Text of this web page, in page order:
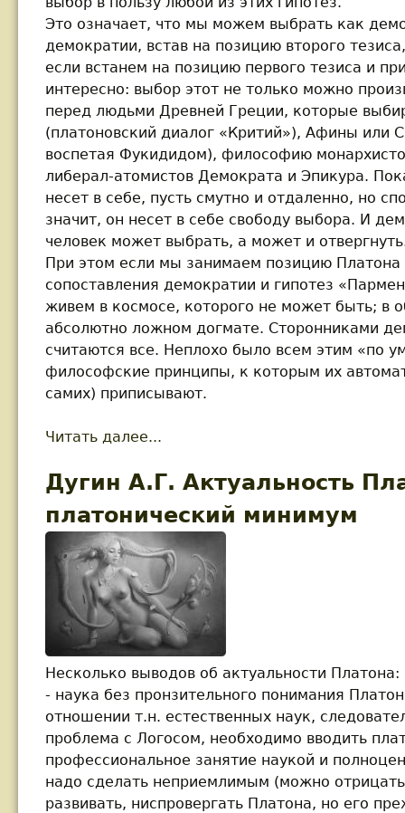
Это означает, что мы можем выбрать как
демократии, встав на позицию второго
если встанем на позицию первого тезиса и
интересно: выбор этот не только можно
перед людьми Древней Греции, которые
(платоновский диалог «Критий»), Афины или
воспетая Фукидидом), философию
либерал-атомистов Демократа и Эпикура.
несет в себе, пусть смутно и отдаленно, но
значит, он несет в себе свободу выбора. И
человек может выбрать, а может и
При этом если мы занимаем позицию Платона
сопоставления демократии и гипотез
живем в космосе, которого не может быть; в
абсолютно ложном догмате. Сторонниками
считаются все. Неплохо было всем этим «по
философские принципы, к которым их
самих) приписывают.
Читать далее...
Дугин А.Г. Актуальность
платонический минимум
Несколько выводов об актуальности Платона:
- наука без пронзительного понимания
отношении т.н. естественных наук,
проблема с Логосом, необходимо вводить
профессиональное занятие наукой и
надо сделать неприемлимым (можно
развивать, ниспровергать Платона, но его